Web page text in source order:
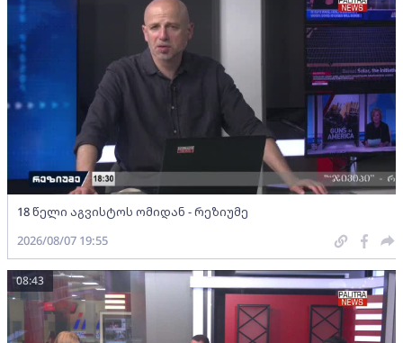
18 წელი აგვისტოს ომიდან - რეზიუმე
2026/08/07 19:55
08:43